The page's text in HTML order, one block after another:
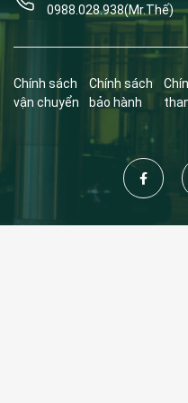
0988.028.938(Mr.Thế)
Chính sách
vận chuyển
Chính sách
bảo hành